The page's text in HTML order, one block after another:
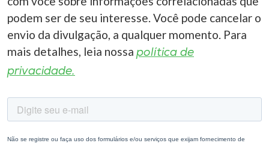
podem ser de seu interesse. Você pode cancelar o
envio da divulgação, a qualquer momento. Para
mais detalhes, leia nossa política de
privacidade.